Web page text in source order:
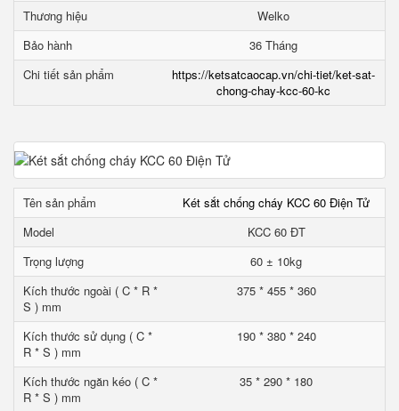
Thương hiệu
Welko
Bảo hành
36 Tháng
Chi tiết sản phẩm
https://ketsatcaocap.vn/chi-tiet/ket-sat-
chong-chay-kcc-60-kc
Tên sản phẩm
Két sắt chống cháy KCC 60 Điện Tử
Model
KCC 60 ĐT
Trọng lượng
60 ± 10kg
Kích thước ngoài ( C * R *
S ) mm
375 * 455 * 360
Kích thước sử dụng ( C *
R * S ) mm
190 * 380 * 240
Kích thước ngăn kéo ( C *
R * S ) mm
35 * 290 * 180